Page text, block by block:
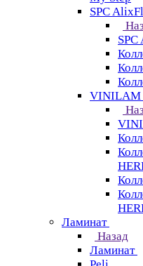
SPC
VINILAM
Ламинат
Назад
Ламинат